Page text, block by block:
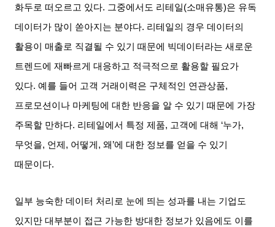
화두로 떠오르고 있다. 그중에서도 리테일(소매유통)은 유독
데이터가 많이 쏟아지는 분야다. 리테일의 경우 데이터의
활용이 매출로 직결될 수 있기 때문에 빅데이터라는 새로운
트렌드에 재빠르게 대응하고 적극적으로 활용할 필요가
있다.예를 들어 고객 거래이력은 구체적인 연관상품,
프로모션이나 마케팅에 대한 반응을 알 수 있기 때문에 가장
주목할 만하다. 리테일에서 특정 제품, 고객에 대해 ‘누가,
무엇을, 언제 , 어떻게 ,왜 ’에 대한 정보를 얻을 수 있기
때문이다.
일부 능숙한 데이터 처리로 눈에 띄는 성과를 내는 기업도
있지만 대부분이 접근 가능한 방대한 정보가 있음에도 이를